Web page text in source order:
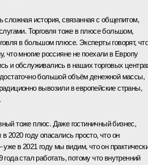
сложная история, связанная с общепитом,
Торговля тоже в плюсе большом,
в большом плюсе. Эксперты говорят,
что многие россияне не поехали в Европу
и обслуживались в наших торговых
достаточно большой объём денежной массы,
вывозили в европейские страны,
тоже плюс. Даже гостиничный бизнес,
2020 году опасались просто, что он
уже в 2021 году мы видим, что он
года стал работать, потому что внутренний